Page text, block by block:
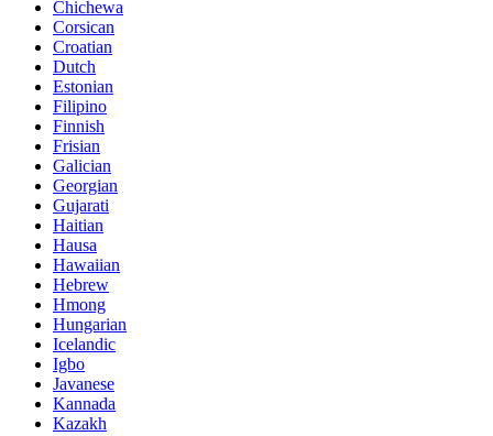
Chichewa
Corsican
Croatian
Dutch
Estonian
Filipino
Finnish
Frisian
Galician
Georgian
Gujarati
Haitian
Hausa
Hawaiian
Hebrew
Hmong
Hungarian
Icelandic
Igbo
Javanese
Kannada
Kazakh